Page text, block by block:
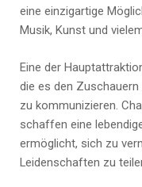
eine einzigartige
Musik, Kunst und
Eine der
die es den
zu kommunizieren.
schaffen eine
ermöglicht, sich zu
Leidenschaften zu